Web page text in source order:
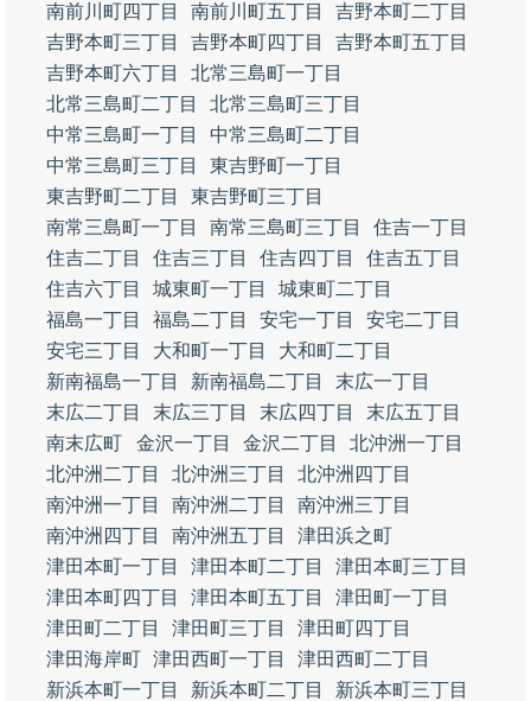
南前川町四丁目
南前川町五丁目
吉野本町二丁目
吉野本町三丁目
吉野本町四丁目
吉野本町五丁目
吉野本町六丁目
北常三島町一丁目
北常三島町二丁目
北常三島町三丁目
中常三島町一丁目
中常三島町二丁目
中常三島町三丁目
東吉野町一丁目
東吉野町二丁目
東吉野町三丁目
南常三島町一丁目
南常三島町三丁目
住吉一丁目
住吉二丁目
住吉三丁目 住吉四丁目
住吉五丁目
住吉六丁目
城東町一丁目
城東町二丁目
福島一丁目
福島二丁目 安宅一丁目
安宅二丁目
安宅三丁目
大和町一丁目
大和町二丁目
新南福島一丁目
新南福島二丁目
末広一丁目
末広二丁目
末広三丁目 末広四丁目
末広五丁目
南末広町
金沢一丁目 金沢二丁目
北沖洲一丁目
北沖洲二丁目
北沖洲三丁目
北沖洲四丁目
南沖洲一丁目
南沖洲二丁目
南沖洲三丁目
南沖洲四丁目
南沖洲五丁目
津田浜之町
津田本町一丁目
津田本町二丁目
津田本町三丁目
津田本町四丁目
津田本町五丁目
津田町一丁目
津田町二丁目
津田町三丁目
津田町四丁目
津田海岸町 津田西町一丁目
津田西町二丁目
新浜本町一丁目
新浜本町二丁目
新浜本町三丁目